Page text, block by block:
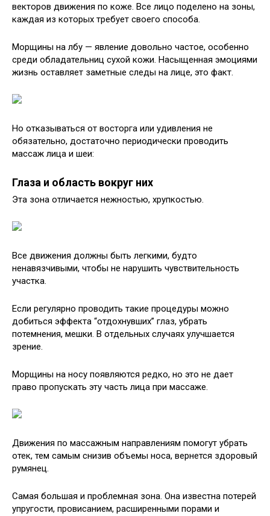
векторов движения по коже. Все лицо поделено на зоны,
каждая из которых требует своего способа.
Морщины на лбу — явление довольно частое, особенно
среди обладательниц сухой кожи. Насыщенная эмоциями
жизнь оставляет заметные следы на лице, это факт.
Но отказываться от восторга или удивления не
обязательно, достаточно периодически проводить
массаж лица и шеи:
Глаза и область вокруг них
Эта зона отличается нежностью, хрупкостью.
Все движения должны быть легкими, будто
ненавязчивыми, чтобы не нарушить чувствительность
участка.
Если регулярно проводить такие процедуры можно
добиться эффекта “отдохнувших” глаз, убрать
потемнения, мешки. В отдельных случаях улучшается
зрение.
Морщины на носу появляются редко, но это не дает
право пропускать эту часть лица при массаже.
Движения по массажным направлениям помогут убрать
отек, тем самым снизив объемы носа, вернется здоровый
румянец.
Самая большая и проблемная зона. Она известна потерей
упругости, провисанием, расширенными порами и